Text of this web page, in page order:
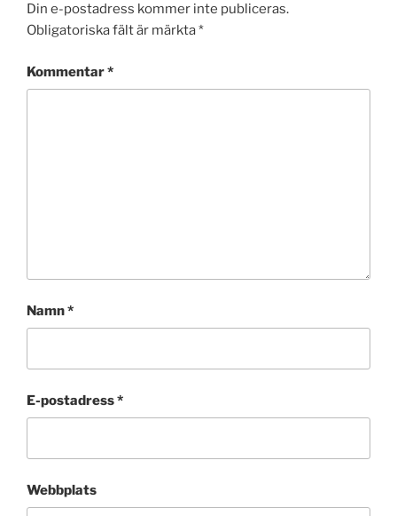
Din e-postadress kommer inte publiceras.
Obligatoriska fält är märkta*
Kommentar*
Namn*
E-postadress*
Webbplats